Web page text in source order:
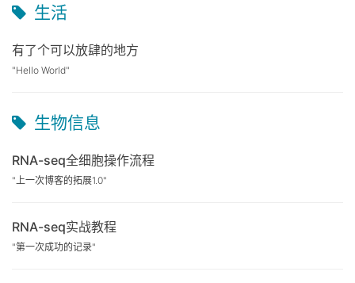
生活
有了个可以放肆的地方
"Hello World"
生物信息
RNA-seq全细胞操作流程
"上一次博客的拓展1.0"
RNA-seq实战教程
"第一次成功的记录"